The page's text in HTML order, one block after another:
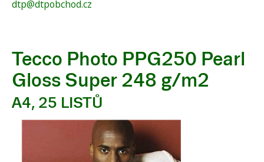
dtp@dtpobchod.cz
Tecco Photo PPG250 Pearl
Gloss Super 248 g/m2
A4, 25 LISTŮ